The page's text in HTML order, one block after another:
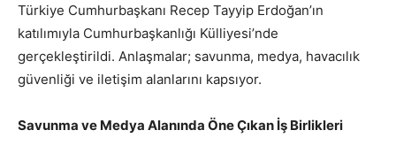
Türkiye Cumhurbaşkanı Recep Tayyip Erdoğan’ın
katılımıyla Cumhurbaşkanlığı Külliyesi’nde
gerçekleştirildi. Anlaşmalar; savunma, medya, havacılık
güvenliği ve iletişim alanlarını kapsıyor.
Savunma ve Medya Alanında Öne Çıkan İş Birlikleri